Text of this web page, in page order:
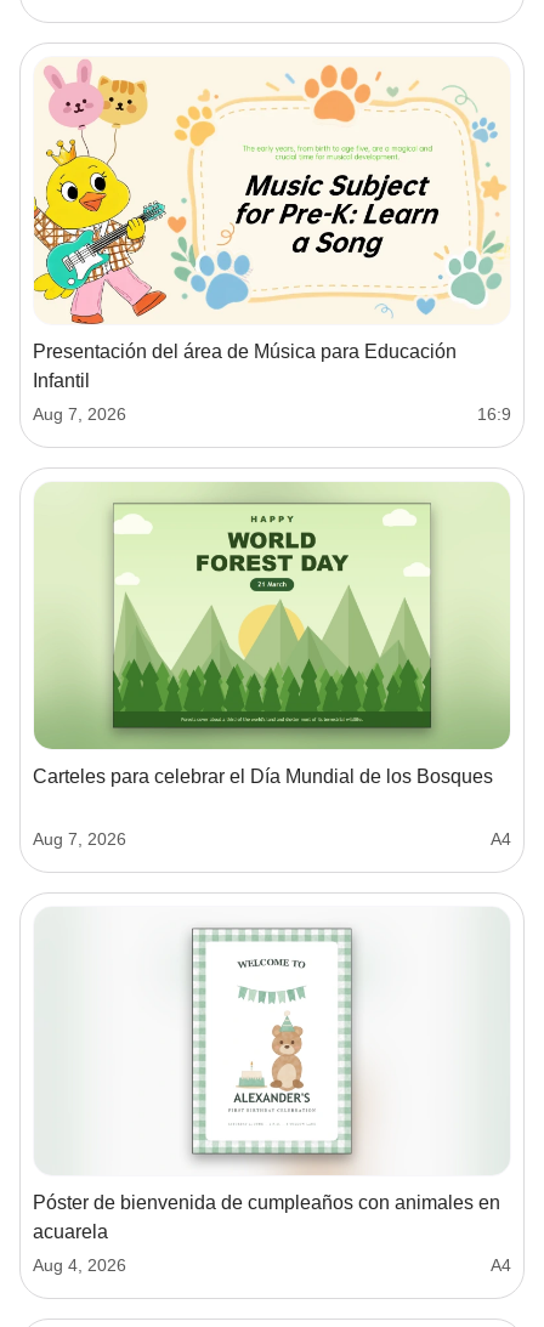
Presentación del área de Música para Educación
Infantil
Aug 7, 2026 16:9
Carteles para celebrar el Día Mundial de los Bosques
Aug 7, 2026 A4
Póster de bienvenida de cumpleaños con animales en
acuarela
Aug 4, 2026 A4